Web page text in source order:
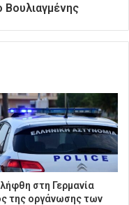
στη Γερμανία
της οργάνωσης των